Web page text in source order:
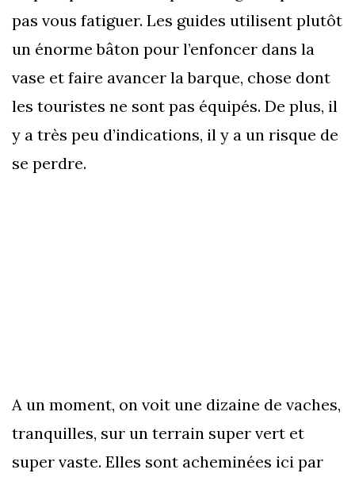
pas vous fatiguer. Les guides utilisent plutôt
un énorme bâton pour l’enfoncer dans la
vase et faire avancer la barque, chose dont
les touristes ne sont pas équipés. De plus, il
y a très peu d’indications, il y a un risque de
se perdre.
A un moment, on voit une dizaine de vaches,
tranquilles, sur un terrain super vert et
super vaste. Elles sont acheminées ici par